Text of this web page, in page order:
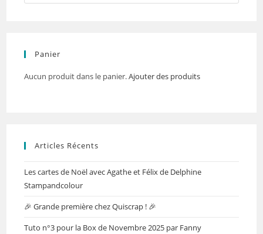
Panier
Aucun produit dans le panier.Ajouter des produits
Articles Récents
Les cartes de Noël avec Agathe et Félix de Delphine
Stampandcolour
🎉 Grande première chez Quiscrap ! 🎉
Tuto n°3 pour la Box de Novembre 2025 par Fanny